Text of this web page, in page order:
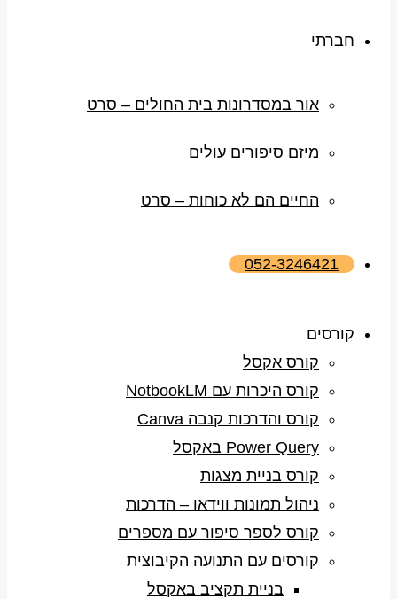
חברתי
אור במסדרונות בית החולים – סרט
מיזם סיפורים עולים
החיים הם לא כוחות – סרט
052-3246421
קורסים
קורס אקסל
קורס היכרות עם NotbookLM
קורס והדרכות קנבה Canva
Power Query באקסל
קורס בניית מצגות
ניהול תמונות ווידאו – הדרכות
קורס לספר סיפור עם מספרים
קורסים עם התנועה הקיבוצית
בניית תקציב באקסל